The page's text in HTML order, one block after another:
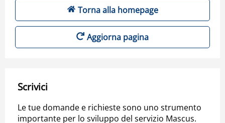
Torna alla homepage
Aggiorna pagina
Scrivici
Le tue domande e richieste sono uno strumento
importante per lo sviluppo del servizio Mascus.